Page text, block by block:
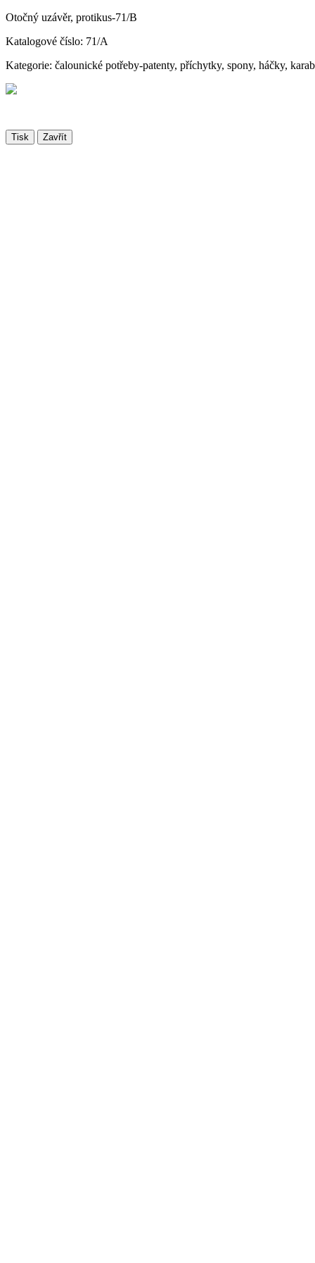
Otočný uzávěr, protikus-71/B
Katalogové číslo: 71/A
Kategorie: čalounické potřeby-patenty, příchytky, spony, háčky,